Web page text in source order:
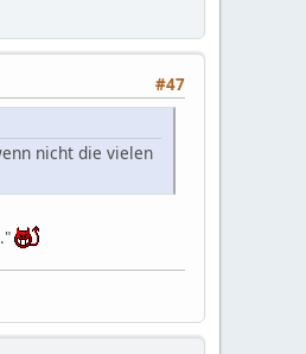
#47
nicht die vielen